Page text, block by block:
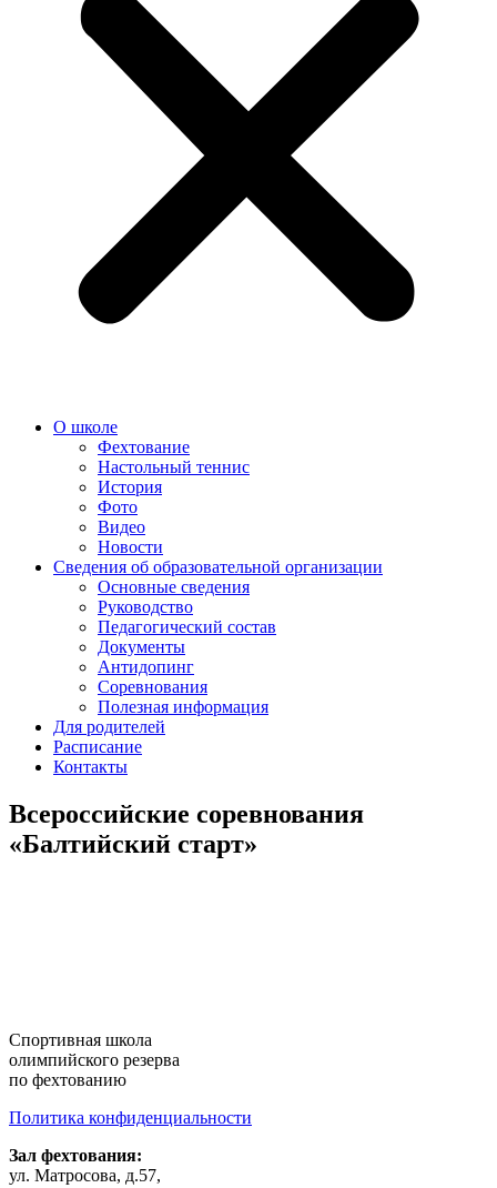
О школе
Фехтование
Настольный теннис
История
Фото
Видео
Новости
Сведения об образовательной организации
Основные сведения
Руководство
Педагогический состав
Документы
Антидопинг
Соревнования
Полезная информация
Для родителей
Расписание
Контакты
Всероссийские соревнования
«Балтийский старт»
Cпортивная школа
олимпийского резерва
по фехтованию
Политика конфиденциальности
Зал фехтования:
ул. Матросова, д.57,